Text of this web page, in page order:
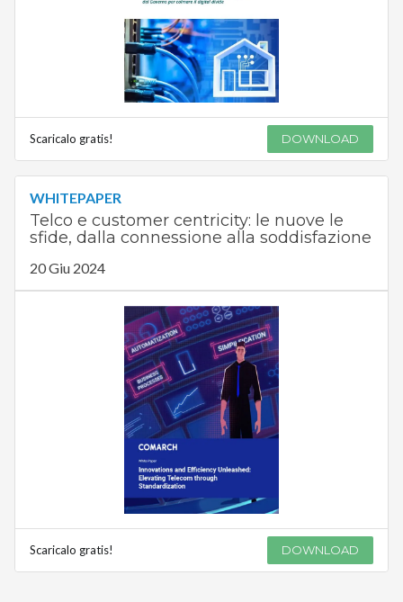
Scaricalo gratis! DOWNLOAD
WHITEPAPER
Telco e customer centricity: le nuove le
sfide, dalla connessione alla soddisfazione
20 Giu 2024
Scaricalo gratis! DOWNLOAD